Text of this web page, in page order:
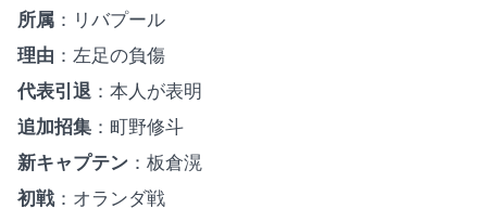
所属 ：リバプール
理由 ：左足の負傷
代表引退 ：本人が表明
追加招集 ：町野修斗
新キャプテン ：板倉滉
初戦：オランダ戦